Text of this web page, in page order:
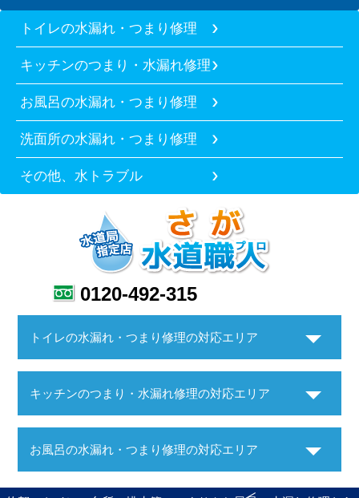
トイレの水漏れ・つまり修理
キッチンのつまり・水漏れ修理
お風呂の水漏れ・つまり修理
洗面所の水漏れ・つまり修理
その他、水トラブル
0120-492-315
トイレの水漏れ・つまり修理の対応エリア
キッチンのつまり・水漏れ修理の対応エリア
お風呂の水漏れ・つまり修理の対応エリア